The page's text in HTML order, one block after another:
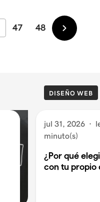
47 48
Más
DISEÑO WEB
jul 31, 2026 ·
minuto(s)
¿Por qué
con tu propio